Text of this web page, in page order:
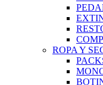
ROPA Y